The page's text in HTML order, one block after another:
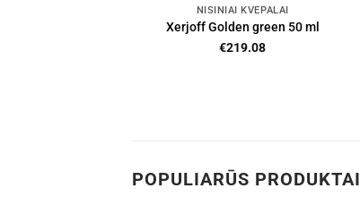
NIŠINIAI KVEPALAI
Xerjoff Golden green 50 ml
€219.08
POPULIARŪS PRODUKTAI